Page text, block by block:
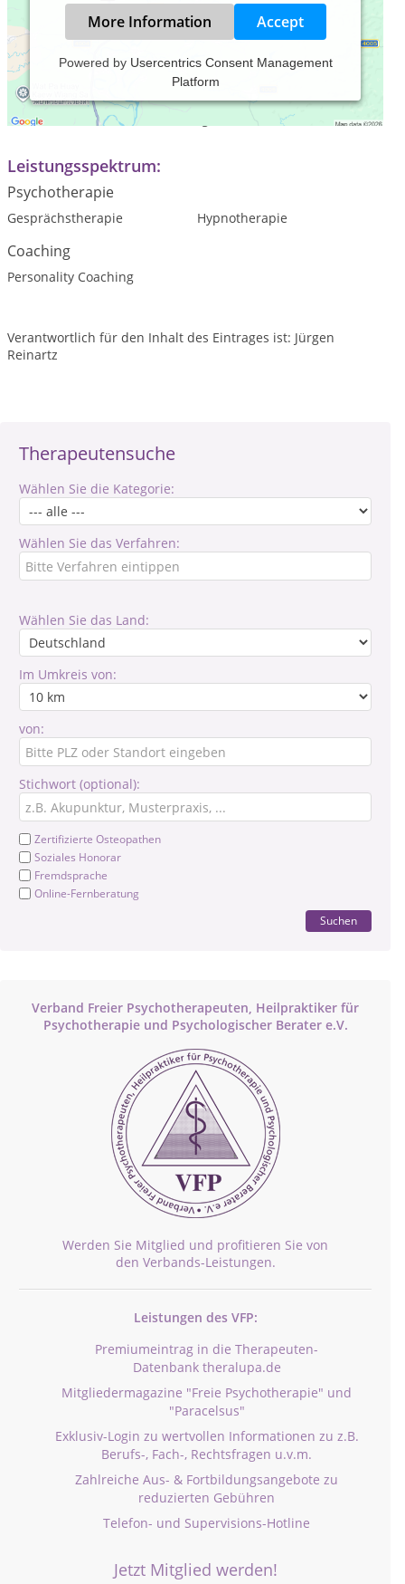
Therapeutensuche
Wählen Sie die Kategorie:
Wählen Sie das Verfahren:
Wählen Sie das Land:
Im Umkreis von:
von:
Stichwort (optional):
Zertifizierte Osteopathen
Soziales Honorar
Fremdsprache
Online-Fernberatung
Suchen
Verband Freier Psychotherapeuten, Heilpraktiker für
Psychotherapie und Psychologischer Berater e.V.
Werden Sie Mitglied und profitieren Sie von
den Verbands-Leistungen.
Leistungen des VFP:
Premiumeintrag in die Therapeuten-
Datenbank theralupa.de
Mitgliedermagazine "Freie Psychotherapie" und
"Paracelsus"
Exklusiv-Login zu wertvollen Informationen zu z.B.
Berufs-, Fach-, Rechtsfragen u.v.m.
Zahlreiche Aus- & Fortbildungsangebote zu
reduzierten Gebühren
Telefon- und Supervisions-Hotline
Jetzt Mitglied werden!
More Information Accept
Powered by Usercentrics Consent Management
Platform
Praxiszeiten:
Nach telefonischer Vereinbarung.
Leistungsspektrum:
Psychotherapie
Gesprächstherapie Hypnotherapie
Coaching
Personality Coaching
Verantwortlich für den Inhalt des Eintrages ist: Jürgen
Reinartz